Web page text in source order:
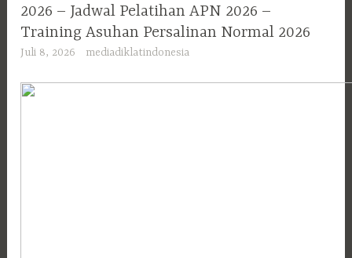
2026 – Jadwal Pelatihan APN 2026 –
Training Asuhan Persalinan Normal 2026
Juli 8, 2026 mediadiklatindonesia